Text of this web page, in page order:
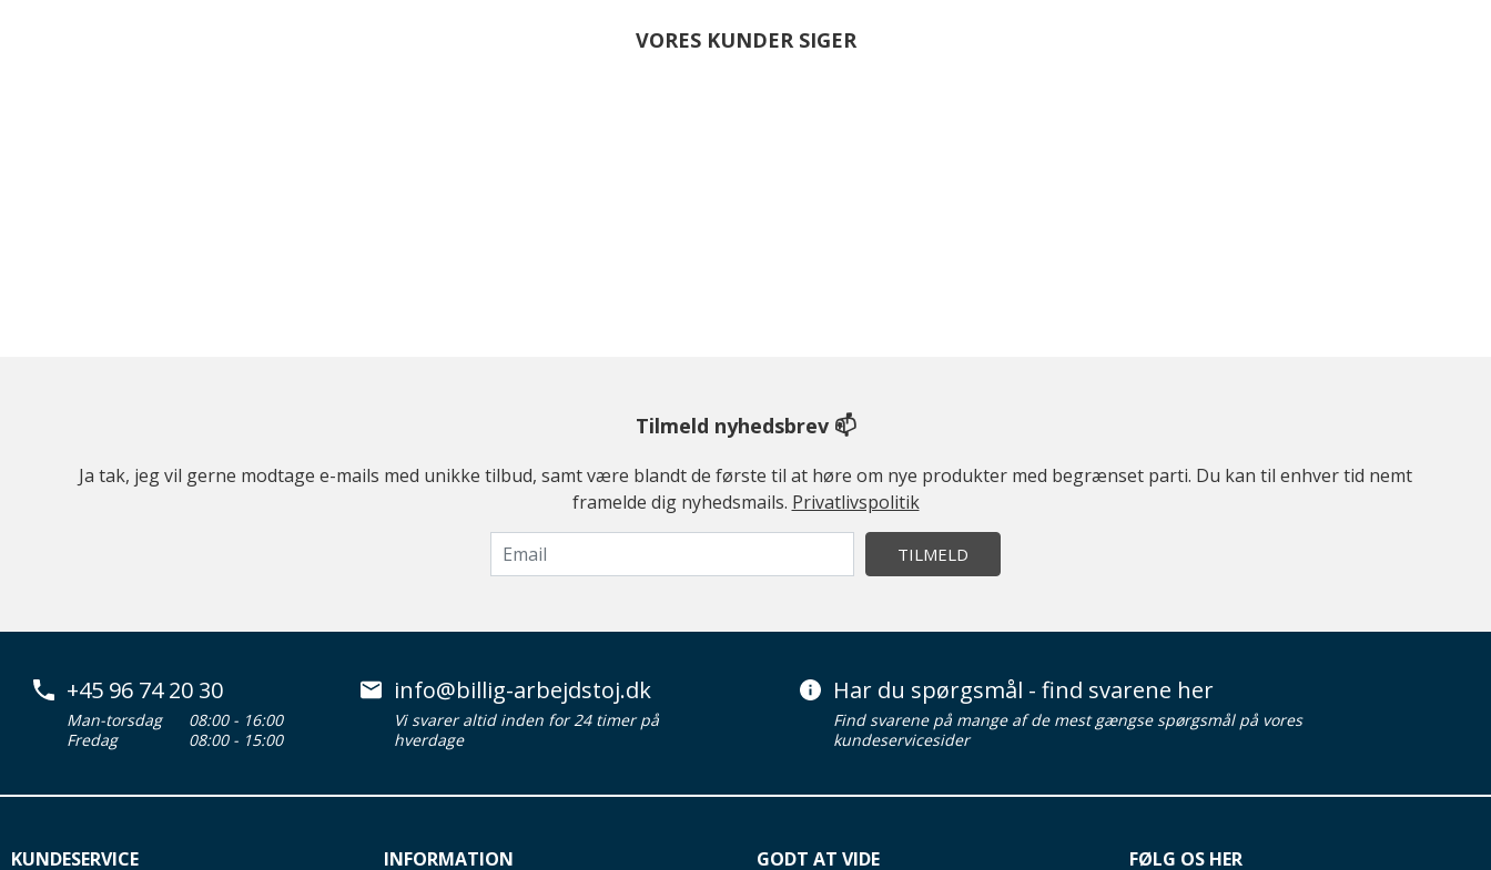
VORES KUNDER SIGER
Tilmeld nyhedsbrev 📫
Ja tak, jeg vil gerne modtage e-mails med unikke tilbud, samt være blandt de første til at høre om nye produkter med begrænset parti. Du kan til enhver tid nemt
framelde dig nyhedsmails. Privatlivspolitik
TILMELD
+45 96 74 20 30
Man-torsdag
08:00 - 16:00
Fredag
08:00 - 15:00
info@billig-arbejdstoj.dk
Vi svarer altid inden for 24 timer på
hverdage
Har du spørgsmål - find svarene her
Find svarene på mange af de mest gængse spørgsmål på vores
kundeservicesider
KUNDESERVICE INFORMATION GODT AT VIDE FØLG OS HER